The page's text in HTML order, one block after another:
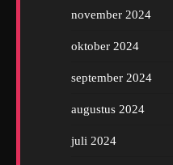
november 2024
oktober 2024
september 2024
augustus 2024
juli 2024